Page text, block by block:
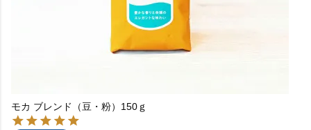
モカ ブレンド（豆・粉）150ｇ